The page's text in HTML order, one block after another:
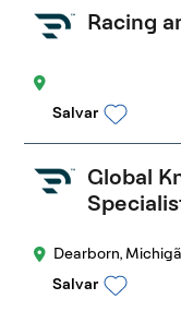
Racing
Salvar
Global
Dearborn,
Salvar